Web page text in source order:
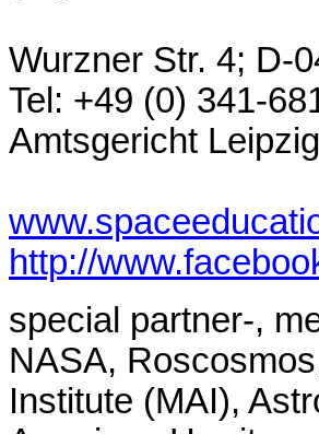
Wurzner Str. 4; D-
Tel: +49 (0) 341-
Amtsgericht
http://
special partner-,
NASA,
Institute (MAI),